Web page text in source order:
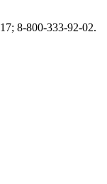
8-800-333-92-02.